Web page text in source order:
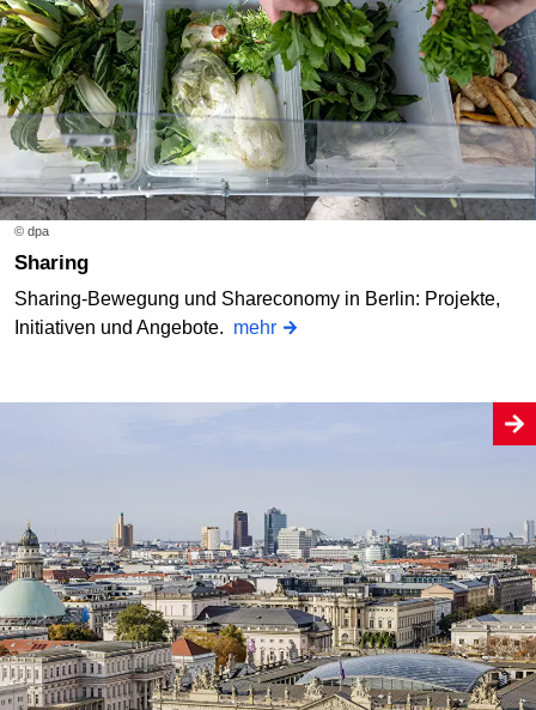
© dpa
Sharing
Sharing-Bewegung und Shareconomy in Berlin: Projekte,
Initiativen und Angebote. mehr